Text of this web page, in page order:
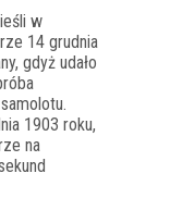
w
14 grudnia
gdyż udało
1903 roku,
na